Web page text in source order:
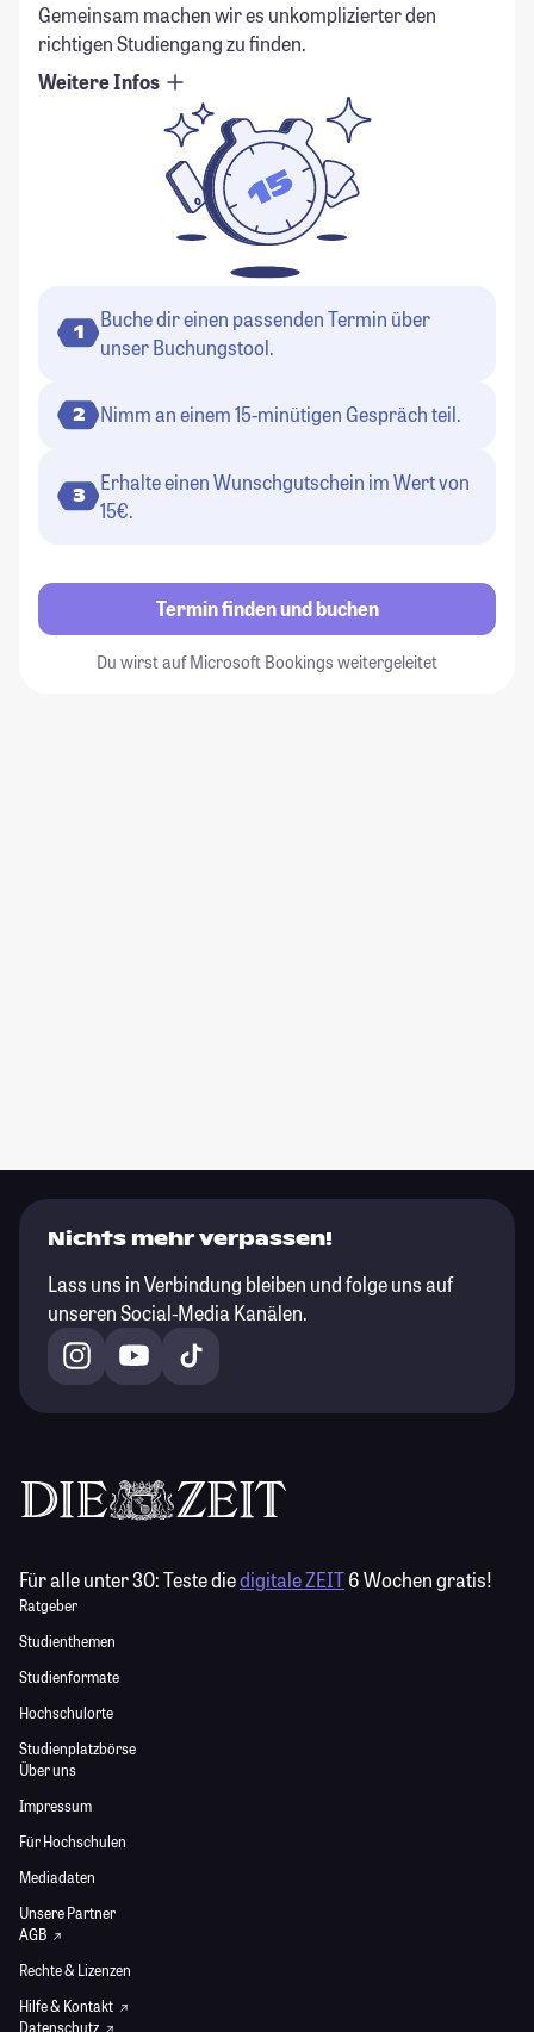
Gemeinsam machen wir es unkomplizierter den
richtigen Studiengang zu finden.
Weitere Infos
1
Buche dir einen passenden Termin über
unser Buchungstool.
2 Nimm an einem 15-minütigen Gespräch teil.
3
Erhalte einen Wunschgutschein im Wert von
15€.
Termin finden und buchen
Du wirst auf Microsoft Bookings weitergeleitet
Nichts mehr verpassen!
Lass uns in Verbindung bleiben und folge uns auf
unseren Social-Media Kanälen.
Für alle unter 30:Teste diedigitale ZEIT6 Wochen gratis!
Ratgeber
Studienthemen
Studienformate
Hochschulorte
Studienplatzbörse
Über uns
Impressum
Für Hochschulen
Mediadaten
Unsere Partner
AGB
Rechte & Lizenzen
Hilfe & Kontakt
Datenschutz